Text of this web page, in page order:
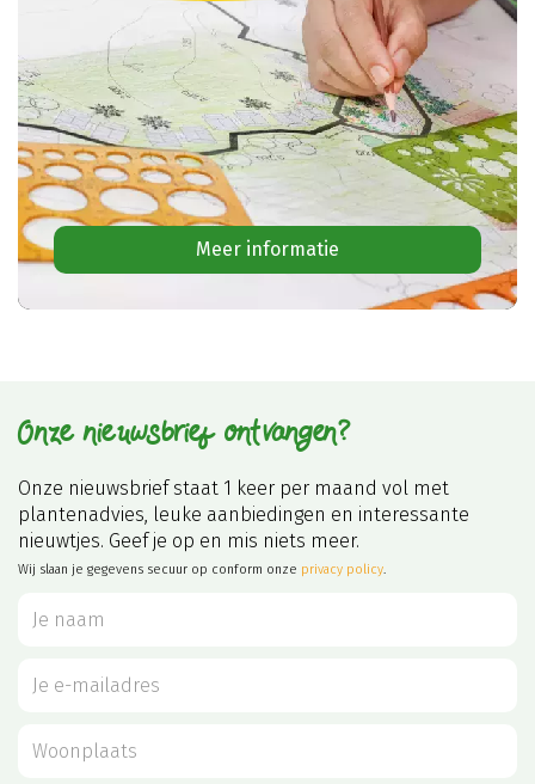
Meer informatie
Onze nieuwsbrief ontvangen?
Onze nieuwsbrief staat 1 keer per maand vol met
plantenadvies, leuke aanbiedingen en interessante
nieuwtjes. Geef je op en mis niets meer.
Wij slaan je gegevens secuur op conform onze privacy policy.